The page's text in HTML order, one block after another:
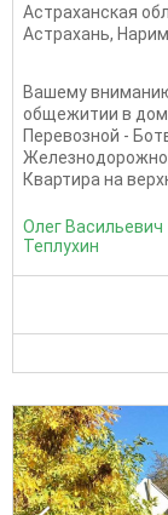
Астраханская
Астрахань,
Вашему
общежитии в
Перевозной -
Квартира на
Олег Васильевич
Теплухин